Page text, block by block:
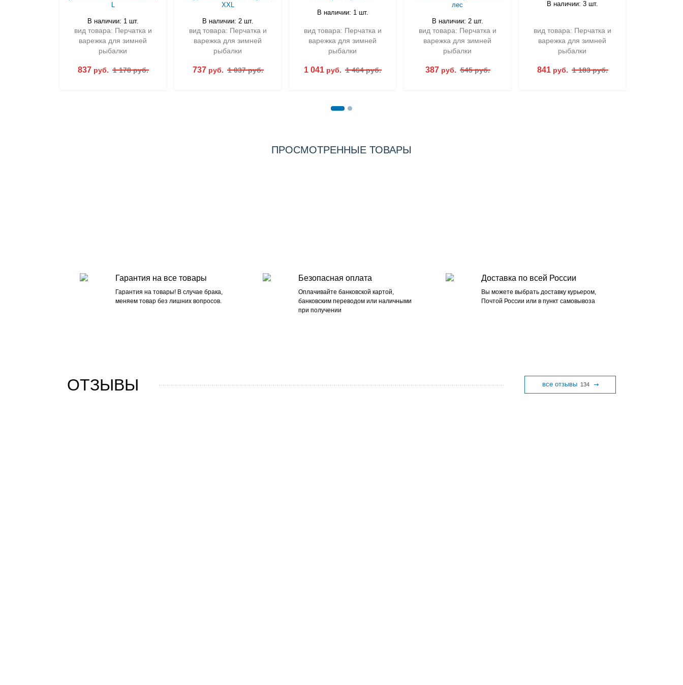
L
В наличии: 1 шт.
вид товара: Перчатка и
варежка для зимней
рыбалки
837руб. 1 178 руб.
XXL
В наличии: 2 шт.
вид товара: Перчатка и
варежка для зимней
рыбалки
737руб. 1 037 руб.
В наличии: 1 шт.
вид товара: Перчатка и
варежка для зимней
рыбалки
1 041 руб. 1 464 руб.
лес
В наличии: 2 шт.
вид товара: Перчатка и
варежка для зимней
рыбалки
387руб. 545 руб.
В наличии: 3 шт.
вид товара: Перчатка и
варежка для зимней
рыбалки
841руб. 1 183 руб.
ПРОСМОТРЕННЫЕ ТОВАРЫ
Гарантия на все товары
Гарантия на товары! В случае брака,
меняем товар без лишних вопросов.
Безопасная оплата
Оплачивайте банковской картой,
банковским переводом или наличными
при получении
Доставка по всей России
Вы можете выбрать доставку курьером,
Почтой России или в пункт самовывоза
ОТЗЫВЫ все отзывы 134